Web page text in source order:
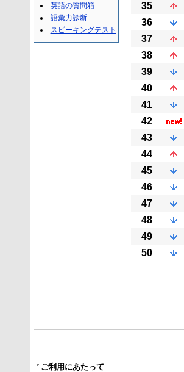
35
36
37
38
39
40
41
42
43
44
45
46
47
48
49
50
英語の質問箱
語彙力診断
スピーキングテスト
ご利用にあたって